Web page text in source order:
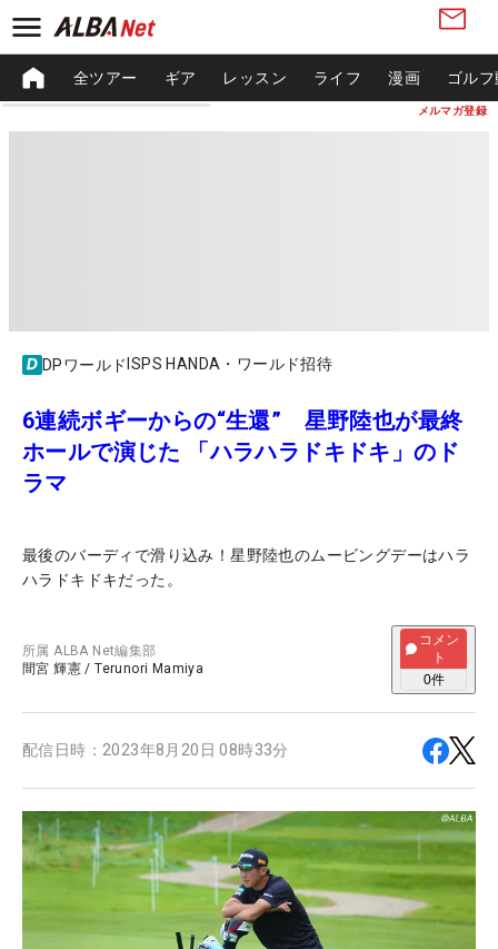
メルマガ登録
全ツアー ギア レッスン ライフ 漫画 ゴル
DPワールド ISPS HANDA・ワールド招待
6連続ボギーからの“生還” 星野陸也が最終
ホールで演じた 「ハラハラドキドキ」のド
ラマ
最後のバーディで滑り込み！星野陸也のムービングデーはハラ
ハラドキドキだった。
所属ALBA Net編集部
間宮 輝憲 /Terunori Mamiya
コメン
ト
0件
配信日時： 2023年8月20日 08時33分